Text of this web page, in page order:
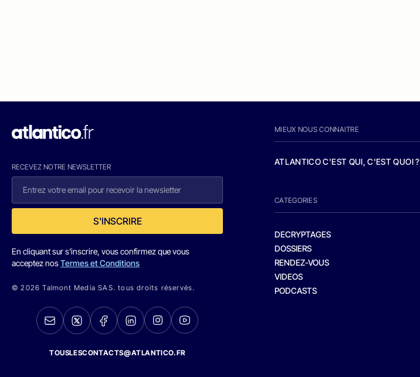
RECEVEZ NOTRE NEWSLETTER
S'INSCRIRE
En cliquant sur s'inscrire, vous confirmez que vous
acceptez nosTermes et Conditions
© 2026 Talmont Media SAS. tous droits réservés.
TOUSLESCONTACTS@ATLANTICO.FR
MIEUX NOUS CONNAITRE
ATLANTICO C'EST QUI, C'EST QUOI ?
CATEGORIES
DECRYPTAGES
DOSSIERS
RENDEZ-VOUS
VIDEOS
PODCASTS